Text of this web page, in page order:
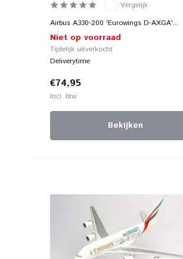
Vergelijk
Airbus A330-200 'Eurowings D-AXGA'...
Niet op voorraad
Tijdelijk uitverkocht
Deliverytime
€74,95
Incl. btw
Bekijken